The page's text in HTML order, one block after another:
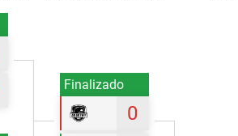
Finalizado
0